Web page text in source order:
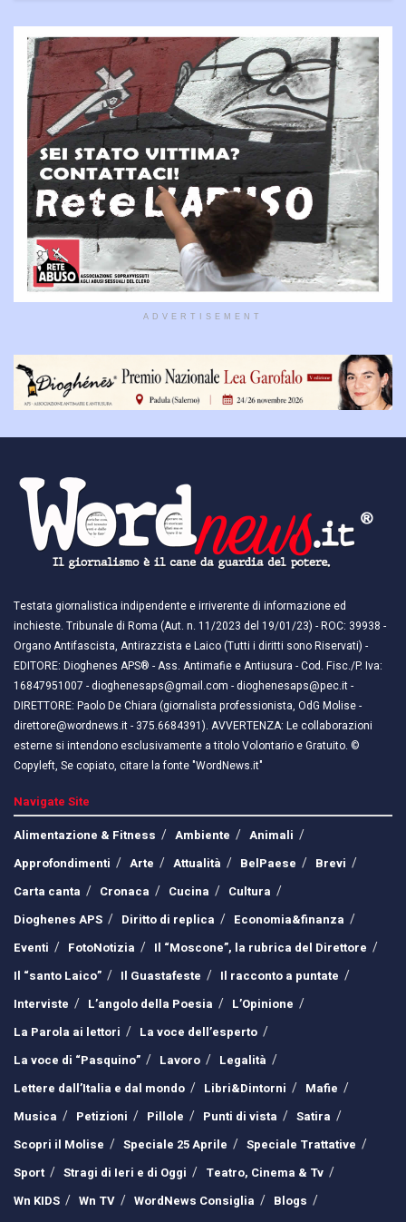
ADVERTISEMENT
Testata giornalistica indipendente e irriverente di informazione ed
inchieste. Tribunale di Roma (Aut. n. 11/2023 del 19/01/23) - ROC: 39938 -
Organo Antifascista, Antirazzista e Laico (Tutti i diritti sono Riservati) -
EDITORE: Dioghenes APS® - Ass. Antimafie e Antiusura - Cod. Fisc./P. Iva:
16847951007 - dioghenesaps@gmail.com - dioghenesaps@pec.it - ​​
DIRETTORE: Paolo De Chiara (giornalista professionista, OdG Molise -
direttore@wordnews.it - ​​375.6684391). AVVERTENZA: Le collaborazioni
esterne si intendono esclusivamente a titolo Volontario e Gratuito. ©
Copyleft, Se copiato, citare la fonte "WordNews.it"
Navigate Site
Alimentazione & Fitness
Ambiente
Animali
Approfondimenti
Arte Attualità BelPaese
Brevi
Carta canta
Cronaca Cucina
Cultura
Dioghenes APS
Diritto di replica
Economia&finanza
Eventi
FotoNotizia
Il “Moscone”, la rubrica del Direttore
Il “santo Laico”
Il Guastafeste
Il racconto a puntate
Interviste
L’angolo della Poesia
L’Opinione
La Parola ai lettori
La voce dell’esperto
La voce di “Pasquino”
Lavoro
Legalità
Lettere dall’Italia e dal mondo
Libri&Dintorni
Mafie
Musica
Petizioni Pillole Punti di vista
Satira
Scopri il Molise
Speciale 25 Aprile
Speciale Trattative
Sport
Stragi di Ieri e di Oggi
Teatro, Cinema & Tv
Wn KIDS
Wn TV WordNews Consiglia
Blogs